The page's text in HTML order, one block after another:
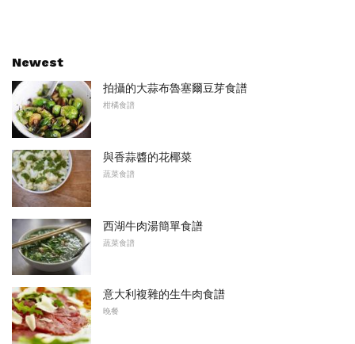
Newest
拍攝的大蒜布魯塞爾豆芽食譜
柑橘食譜
與香蒜醬的花椰菜
蔬菜食譜
西湖牛肉湯簡單食譜
蔬菜食譜
意大利複雜的生牛肉食譜
晚餐